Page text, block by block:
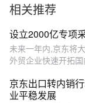
相关推荐
设立2000亿专项
未来一年内,京东将
外贸企业快速开拓
京东出口转内销
业平稳发展